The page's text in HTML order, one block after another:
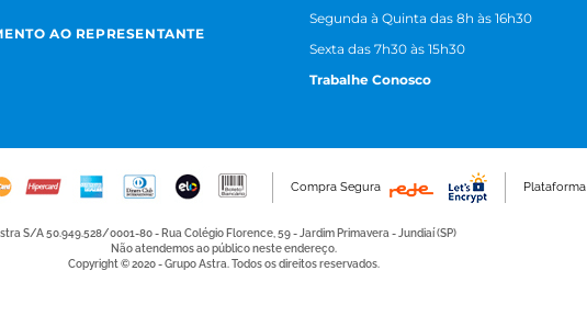
AO REPRESENTANTE
Segunda à Quinta das 8h às 16h30
Sexta das 7h30 às 15h30
Trabalhe Conosco
Compra Segura Plataforma
S/A 50.949.528/0001-80 - Rua Colégio Florence, 59 - Jardim Primavera - Jundiaí (SP)
Não atendemos ao público neste endereço.
Copyright © 2020 - Grupo Astra. Todos os direitos reservados.